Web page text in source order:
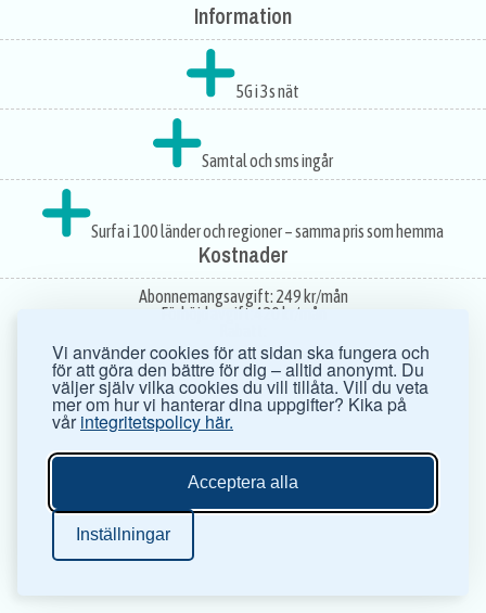
Vi använder cookies för att sidan ska fungera och
för att göra den bättre för dig – alltid anonymt. Du
väljer själv vilka cookies du vill tillåta. Vill du veta
mer om hur vi hanterar dina uppgifter? Kika på
vår integritetspolicy här.
Acceptera alla
Inställningar
Information
5G i 3s nät
Samtal och sms ingår
Surfa i 100 länder och regioner – samma pris som hemma
Kostnader
Abonnemangsavgift: 249 kr/mån
Förhöjd avgift: 420 kr/mån